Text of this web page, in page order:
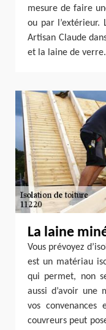
mesure de faire
ou par l’extérieur.
Artisan Claude
et la laine de
La laine
Vous prévoyez
est un matériau
qui permet, non
aussi d’avoir une
vos
couvreurs peut